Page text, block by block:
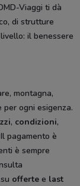
Viaggi ti dà
di strutture
il benessere
montagna,
per ogni esigenza.
, condizioni,
pagamento è
è sempre
su offerte e last